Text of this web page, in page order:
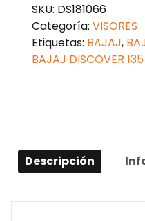
cantidad
SKU: DS181066
Categoría: VISORES
Etiquetas: BAJAJ,
BAJAJ DISCOVER 135
Descripción